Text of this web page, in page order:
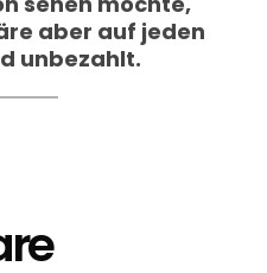
aber auf jeden
unbezahlt.